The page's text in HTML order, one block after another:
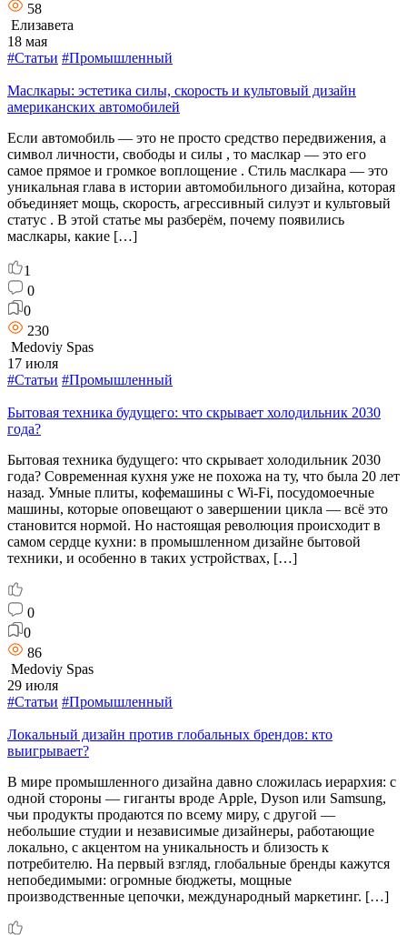
58
Елизавета
18 мая
#Статьи #Промышленный
Маслкары: эстетика силы, скорость и культовый дизайн
американских автомобилей
Если автомобиль — это не просто средство передвижения, а
символ личности, свободы и силы , то маслкар — это его
самое прямое и громкое воплощение . Стиль маслкара — это
уникальная глава в истории автомобильного дизайна, которая
объединяет мощь, скорость, агрессивный силуэт и культовый
статус . В этой статье мы разберём, почему появились
маслкары, какие […]
1
0
0
230
Medoviy Spas
17 июля
#Статьи #Промышленный
Бытовая техника будущего: что скрывает холодильник 2030
года?
Бытовая техника будущего: что скрывает холодильник 2030
года? Современная кухня уже не похожа на ту, что была 20 лет
назад. Умные плиты, кофемашины с Wi-Fi, посудомоечные
машины, которые оповещают о завершении цикла — всё это
становится нормой. Но настоящая революция происходит в
самом сердце кухни: в промышленном дизайне бытовой
техники, и особенно в таких устройствах, […]
0
0
86
Medoviy Spas
29 июля
#Статьи #Промышленный
Локальный дизайн против глобальных брендов: кто
выигрывает?
В мире промышленного дизайна давно сложилась иерархия: с
одной стороны — гиганты вроде Apple, Dyson или Samsung,
чьи продукты продаются по всему миру, с другой —
небольшие студии и независимые дизайнеры, работающие
локально, с акцентом на уникальность и близость к
потребителю. На первый взгляд, глобальные бренды кажутся
непобедимыми: огромные бюджеты, мощные
производственные цепочки, международный маркетинг. […]